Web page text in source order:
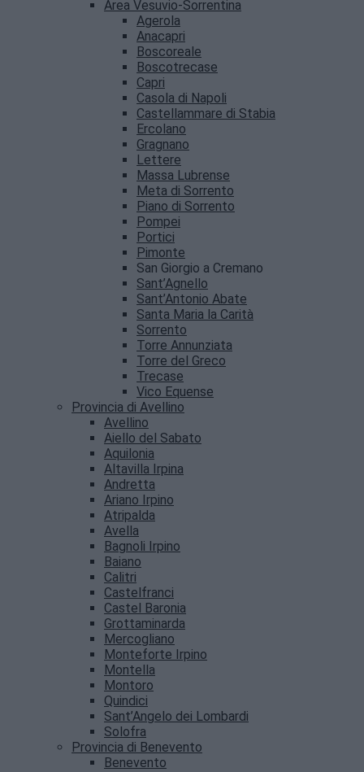
Area Vesuvio-Sorrentina
Agerola
Anacapri
Boscoreale
Boscotrecase
Capri
Casola di Napoli
Castellammare di Stabia
Ercolano
Gragnano
Lettere
Massa Lubrense
Meta di Sorrento
Piano di Sorrento
Pompei
Portici
Pimonte
San Giorgio a Cremano
Sant’Agnello
Sant’Antonio Abate
Santa Maria la Carità
Sorrento
Torre Annunziata
Torre del Greco
Trecase
Vico Equense
Provincia di Avellino
Avellino
Aiello del Sabato
Aquilonia
Altavilla Irpina
Andretta
Ariano Irpino
Atripalda
Avella
Bagnoli Irpino
Baiano
Calitri
Castelfranci
Castel Baronia
Grottaminarda
Mercogliano
Monteforte Irpino
Montella
Montoro
Quindici
Sant’Angelo dei Lombardi
Solofra
Provincia di Benevento
Benevento